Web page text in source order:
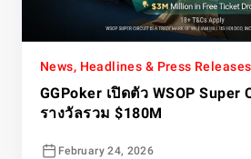
News, Headlines & Press Releases
GGPoker เปิดตัว WSOP Super
รางวัลรวม $180M
February 24, 2026